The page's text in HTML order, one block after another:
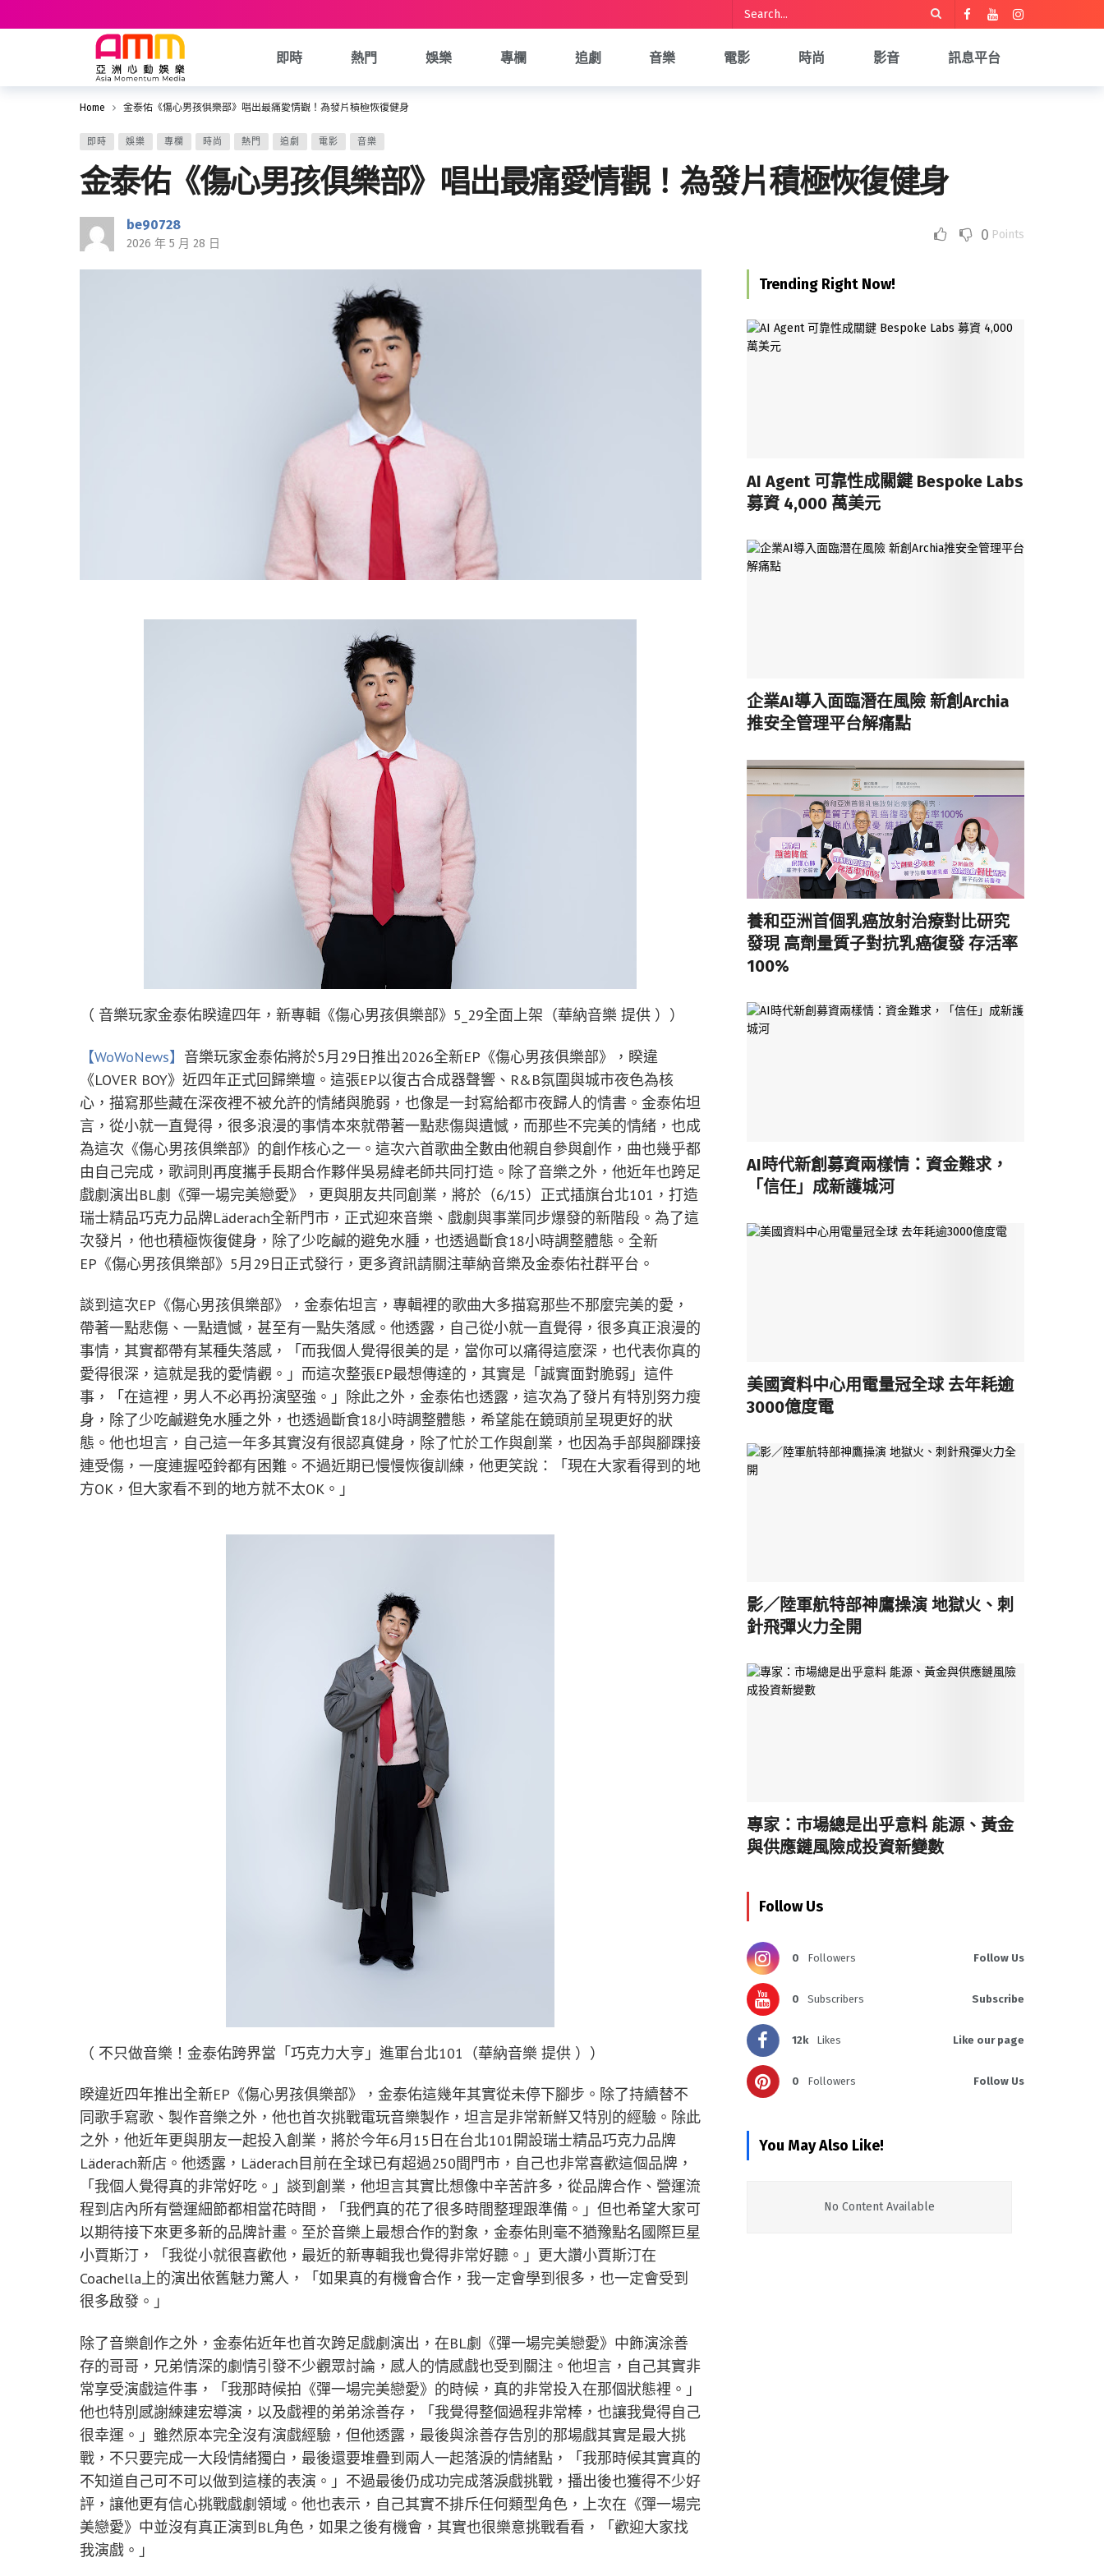
即時 熱門 娛樂 專欄 追劇 音樂 電影 時尚 影音 訊息平台
Home 金泰佑《傷心男孩俱樂部》唱出最痛愛情觀！為發片積極恢復健身
即時 娛樂 專欄 時尚 熱門 追劇 電影 音樂
金泰佑《傷心男孩俱樂部》唱出最痛愛情觀！為發片積極恢復健身
be90728
2026 年 5 月 28 日 0 Points
（ 音樂玩家金泰佑睽違四年，新專輯《傷心男孩俱樂部》5_29全面上架（華納音樂 提供 ））
【WoWoNews】 音樂玩家金泰佑將於5月29日推出2026全新EP《傷心男孩俱樂部》，睽違
《LOVER BOY》近四年正式回歸樂壇。這張EP以復古合成器聲響、R&B氛圍與城市夜色為核
心，描寫那些藏在深夜裡不被允許的情緒與脆弱，也像是一封寫給都市夜歸人的情書。金泰佑坦
言，從小就一直覺得，很多浪漫的事情本來就帶著一點悲傷與遺憾，而那些不完美的情緒，也成
為這次《傷心男孩俱樂部》的創作核心之一。這次六首歌曲全數由他親自參與創作，曲也幾乎都
由自己完成，歌詞則再度攜手長期合作夥伴吳易緯老師共同打造。除了音樂之外，他近年也跨足
戲劇演出BL劇《彈一場完美戀愛》，更與朋友共同創業，將於（6/15）正式插旗台北101，打造
瑞士精品巧克力品牌Läderach全新門市，正式迎來音樂、戲劇與事業同步爆發的新階段。為了這
次發片，他也積極恢復健身，除了少吃鹹的避免水腫，也透過斷食18小時調整體態。全新
EP《傷心男孩俱樂部》5月29日正式發行，更多資訊請關注華納音樂及金泰佑社群平台。
談到這次EP《傷心男孩俱樂部》，金泰佑坦言，專輯裡的歌曲大多描寫那些不那麼完美的愛，
帶著一點悲傷、一點遺憾，甚至有一點失落感。他透露，自己從小就一直覺得，很多真正浪漫的
事情，其實都帶有某種失落感，「而我個人覺得很美的是，當你可以痛得這麼深，也代表你真的
愛得很深，這就是我的愛情觀。」而這次整張EP最想傳達的，其實是「誠實面對脆弱」這件
事，「在這裡，男人不必再扮演堅強。」除此之外，金泰佑也透露，這次為了發片有特別努力瘦
身，除了少吃鹹避免水腫之外，也透過斷食18小時調整體態，希望能在鏡頭前呈現更好的狀
態。他也坦言，自己這一年多其實沒有很認真健身，除了忙於工作與創業，也因為手部與腳踝接
連受傷，一度連握啞鈴都有困難。不過近期已慢慢恢復訓練，他更笑說：「現在大家看得到的地
方OK，但大家看不到的地方就不太OK。」
（ 不只做音樂！金泰佑跨界當「巧克力大亨」進軍台北101（華納音樂 提供 ））
睽違近四年推出全新EP《傷心男孩俱樂部》，金泰佑這幾年其實從未停下腳步。除了持續替不
同歌手寫歌、製作音樂之外，他也首次挑戰電玩音樂製作，坦言是非常新鮮又特別的經驗。除此
之外，他近年更與朋友一起投入創業，將於今年6月15日在台北101開設瑞士精品巧克力品牌
Läderach新店。他透露，Läderach目前在全球已有超過250間門市，自己也非常喜歡這個品牌，
「我個人覺得真的非常好吃。」談到創業，他坦言其實比想像中辛苦許多，從品牌合作、營運流
程到店內所有營運細節都相當花時間，「我們真的花了很多時間整理跟準備。」但也希望大家可
以期待接下來更多新的品牌計畫。至於音樂上最想合作的對象，金泰佑則毫不猶豫點名國際巨星
小賈斯汀，「我從小就很喜歡他，最近的新專輯我也覺得非常好聽。」更大讚小賈斯汀在
Coachella上的演出依舊魅力驚人，「如果真的有機會合作，我一定會學到很多，也一定會受到
很多啟發。」
除了音樂創作之外，金泰佑近年也首次跨足戲劇演出，在BL劇《彈一場完美戀愛》中飾演涂善
存的哥哥，兄弟情深的劇情引發不少觀眾討論，感人的情感戲也受到關注。他坦言，自己其實非
常享受演戲這件事，「我那時候拍《彈一場完美戀愛》的時候，真的非常投入在那個狀態裡。」
他也特別感謝練建宏導演，以及戲裡的弟弟涂善存，「我覺得整個過程非常棒，也讓我覺得自己
很幸運。」雖然原本完全沒有演戲經驗，但他透露，最後與涂善存告別的那場戲其實是最大挑
戰，不只要完成一大段情緒獨白，最後還要堆疊到兩人一起落淚的情緒點，「我那時候其實真的
不知道自己可不可以做到這樣的表演。」不過最後仍成功完成落淚戲挑戰，播出後也獲得不少好
評，讓他更有信心挑戰戲劇領域。他也表示，自己其實不排斥任何類型角色，上次在《彈一場完
美戀愛》中並沒有真正演到BL角色，如果之後有機會，其實也很樂意挑戰看看，「歡迎大家找
我演戲。」
Trending Right Now!
AI Agent 可靠性成關鍵 Bespoke Labs
募資 4,000 萬美元
企業AI導入面臨潛在風險 新創Archia
推安全管理平台解痛點
養和亞洲首個乳癌放射治療對比研究
發現 高劑量質子對抗乳癌復發 存活率
100%
AI時代新創募資兩樣情：資金難求，
「信任」成新護城河
美國資料中心用電量冠全球 去年耗逾
3000億度電
影／陸軍航特部神鷹操演 地獄火、刺
針飛彈火力全開
專家：市場總是出乎意料 能源、黃金
與供應鏈風險成投資新變數
Follow Us
0 Followers Follow Us
0 Subscribers Subscribe
12k Likes Like our page
0 Followers Follow Us
You May Also Like!
No Content Available